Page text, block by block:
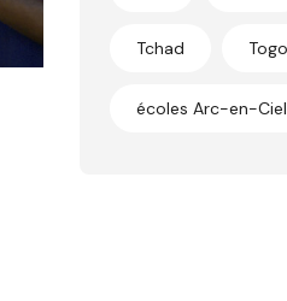
Tchad Togo
écoles Arc-en-Ciel